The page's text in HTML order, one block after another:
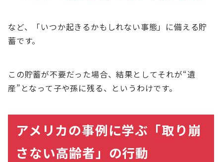
など、「いつか起きるかもしれない事態」に備える貯
蓄です。
この貯蓄が不要だった場合、結果としてそれが“遺
産”となって子や孫に残る、というわけです。
アメリカの事例に学ぶ「取り崩
さない高齢者」の行動